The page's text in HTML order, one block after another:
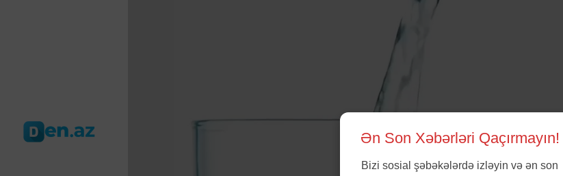
Ən Son Xəbərləri Qaçırmayın!
Bizi sosial şəbəkələrdə izləyin və ən son